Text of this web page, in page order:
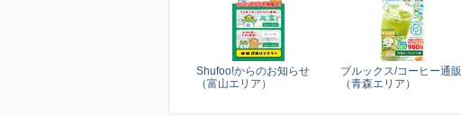
Shufoo!からのお知らせ
（富山エリア）
ブルックス/コーヒー通販
（青森エリア）